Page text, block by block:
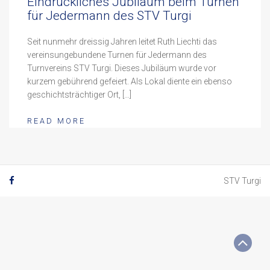
für Jedermann des STV Turgi
Seit nunmehr dreissig Jahren leitet Ruth Liechti das
vereinsungebundene Turnen für Jedermann des
Turnvereins STV Turgi. Dieses Jubiläum wurde vor
kurzem gebührend gefeiert. Als Lokal diente ein ebenso
geschichtsträchtiger Ort, […]
READ MORE
STV Turgi